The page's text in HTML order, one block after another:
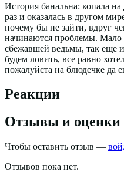
История банальна: копала на
раз и оказалась в другом
почему бы не зайти, вдруг
начинаются проблемы. Мало
сбежавшей ведьмы, так еще
будем ловить, все равно
пожалуйста на блюдечке да
Реакции
Отзывы и оценки
Чтобы оставить отзыв —
Отзывов пока нет.